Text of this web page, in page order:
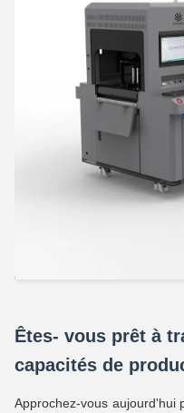
Êtes- vous prêt à
capacités de
Approchez-vous aujourd'hui